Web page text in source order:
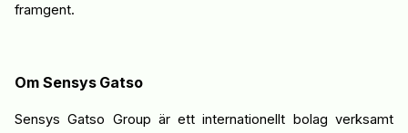
framgent.
Om Sensys Gatso
Sensys Gatso Group är ett internationellt bolag verksamt